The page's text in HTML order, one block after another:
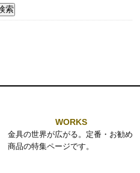
WORKS
金具の世界が広がる。定番・お勧め
商品の特集ページです。